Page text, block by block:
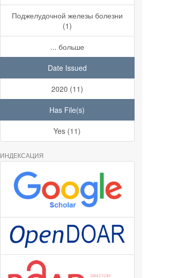
Поджелудочной железы болезни
(1)
... больше
Date Issued
2020 (11)
Has File(s)
Yes (11)
ИНДЕКСАЦИЯ